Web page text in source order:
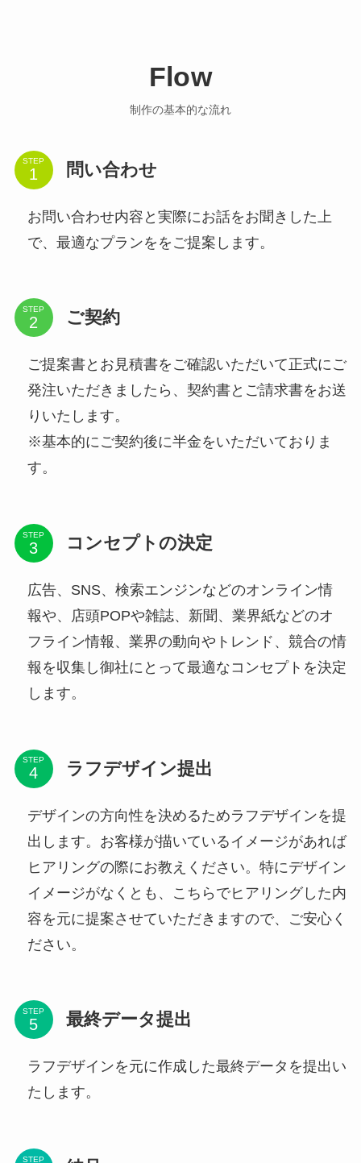
Flow
制作の基本的な流れ
STEP 問い合わせ
お問い合わせ内容と実際にお話をお聞きした上
で、最適なプランををご提案します。
STEP ご契約
ご提案書とお見積書をご確認いただいて正式にご
発注いただきましたら、契約書とご請求書をお送
りいたします。
※基本的にご契約後に半金をいただいておりま
す。
STEP コンセプトの決定
広告、SNS、検索エンジンなどのオンライン情
報や、店頭POPや雑誌、新聞、業界紙などのオ
フライン情報、業界の動向やトレンド、競合の情
報を収集し御社にとって最適なコンセプトを決定
します。
STEP ラフデザイン提出
デザインの方向性を決めるためラフデザインを提
出します。お客様が描いているイメージがあれば
ヒアリングの際にお教えください。特にデザイン
イメージがなくとも、こちらでヒアリングした内
容を元に提案させていただきますので、ご安心く
ださい。
STEP 最終データ提出
ラフデザインを元に作成した最終データを提出い
たします。
STEP